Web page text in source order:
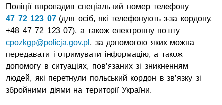
Поліції впровадив спеціальний номер телефону
47 72 123 07(для осіб, які телефонують з-за кордону,
+48 47 72 123 07), а також електронну пошту
cpozkgp@policja.gov.pl , за допомогою яких можна
передавати і отримувати інформацію, а також
допомогу в ситуаціях, пов’язаних зі зникненням
людей, які перетнули польський кордон в зв’язку зі
збройними діями на території України.